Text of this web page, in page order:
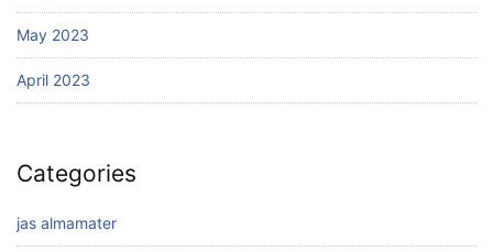
May 2023
April 2023
Categories
jas almamater